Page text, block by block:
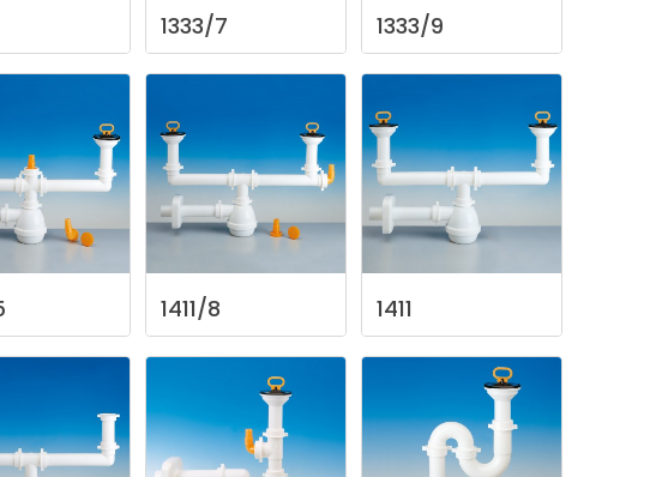
1333/7 1333/9
1411/8 1411